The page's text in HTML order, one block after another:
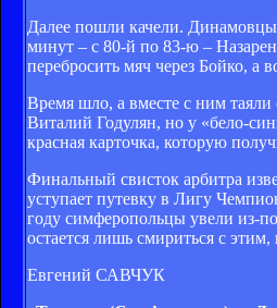
Далее пошли качели. Динамовцы
минут – с 80-й по 83-ю –
перебросить мяч через Бойко, а
Время шло, а вместе с ним
Виталий Годулян, но у «бело-
красная карточка, которую
Финальный свисток арбитра
уступает путевку в Лигу
году симферопольцы увели из-
остается лишь смириться с
Евгений САВЧУК